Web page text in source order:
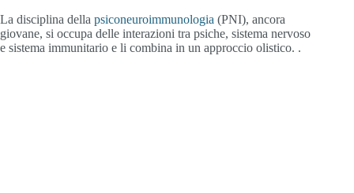
La disciplina della psiconeuroimmunologia (PNI), ancora
giovane, si occupa delle interazioni tra psiche, sistema nervoso
e sistema immunitario e li combina in un approccio olistico. .